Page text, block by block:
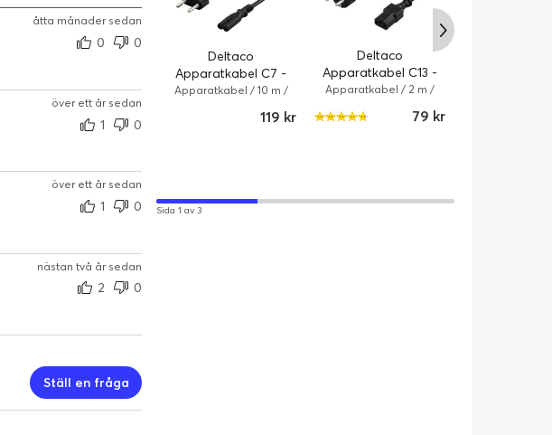
åtta månader sedan
0
0
över ett år sedan
1
0
över ett år sedan
1
0
nästan två år sedan
2
0
Ställ en fråga
Deltaco
Apparatkabel C7 -
Svart / 10m
Apparatkabel / 10 m /
119 kr
Deltaco
Apparatkabel C13 -
Svart / 2m
Apparatkabel / 2 m /
79 kr
Sida 1 av 3